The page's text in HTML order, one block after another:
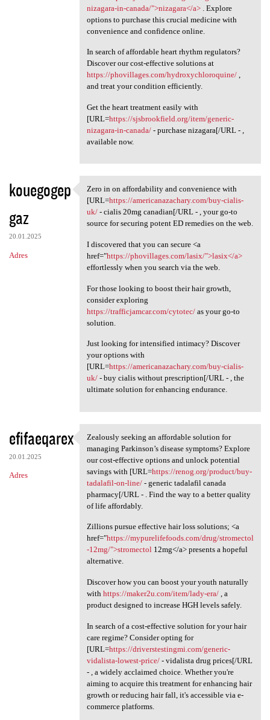
nizagara-in-canada/">nizagara</a>. Explore
options to purchase this crucial medicine with
convenience and confidence online.
In search of affordable heart rhythm regulators?
Discover our cost-effective solutions at
https://phovillages.com/hydroxychloroquine/,
and treat your condition efficiently.
Get the heart treatment easily with
[URL=https://sjsbrookfield.org/item/generic-
nizagara-in-canada/- purchase nizagara[/URL - ,
available now.
kouegogep
gaz
20.01.2025
Adres
Zero in on affordability and
Zero in on affordability and convenience with
[URL=https://americanazachary.com/buy-cialis-
uk/- cialis 20mg canadian[/URL - , your go-to
source for securing potent ED remedies on the web.
I discovered that you can secure <a
href="https://phovillages.com/lasix/">lasix</a>
effortlessly when you search via the web.
For those looking to boost their hair growth,
consider exploring
https://trafficjamcar.com/cytotec/as your go-to
solution.
Just looking for intensified intimacy? Discover
your options with
[URL=https://americanazachary.com/buy-cialis-
uk/- buy cialis without prescription[/URL - , the
ultimate solution for enhancing endurance.
efifaeqarex
20.01.2025
Adres
Zealously seeking an
Zealously seeking an affordable solution for
managing Parkinson’s disease symptoms? Explore
our cost-effective options and unlock potential
savings with [URL=https://renog.org/product/buy-
tadalafil-on-line/- generic tadalafil canada
pharmacy[/URL - . Find the way to a better quality
of life affordably.
Zillions pursue effective hair loss solutions; <a
href="https://mypurelifefoods.com/drug/stromectol
-12mg/">stromectol12mg</a> presents a hopeful
alternative.
Discover how you can boost your youth naturally
with https://maker2u.com/item/lady-era/, a
product designed to increase HGH levels safely.
In search of a cost-effective solution for your hair
care regime? Consider opting for
[URL=https://driverstestingmi.com/generic-
vidalista-lowest-price/- vidalista drug prices[/URL
- , a widely acclaimed choice. Whether you're
aiming to acquire this treatment for enhancing hair
growth or reducing hair fall, it's accessible via e-
commerce platforms.